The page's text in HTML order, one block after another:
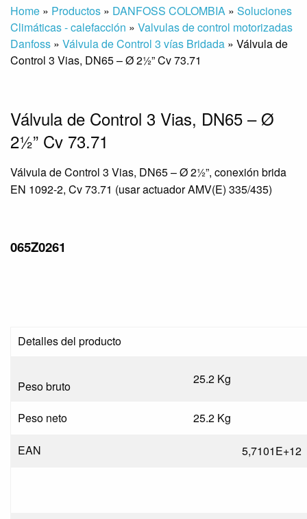
Home » Productos » DANFOSS COLOMBIA » Soluciones
Climáticas - calefacción » Valvulas de control motorizadas
Danfoss » Válvula de Control 3 vías Bridada » Válvula de
Control 3 Vias, DN65 – Ø 2½” Cv 73.71
Válvula de Control 3 Vias, DN65 – Ø
2½” Cv 73.71
Válvula de Control 3 Vias, DN65 – Ø 2½”, conexión brida
EN 1092-2, Cv 73.71 (usar actuador AMV(E) 335/435)
065Z0261
Detalles del producto
Peso bruto 25.2 Kg
Peso neto 25.2 Kg
EAN 5,7101E+12